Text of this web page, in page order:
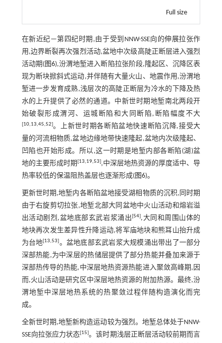
Full size
在新近纪—第四纪时期,由于受到NNW-SSE向的伸展拉张作
用,边界断裂再次强烈活动,盆地中次级高陡正断层进入强烈
活动期(图6),汾渭地堑进入断陷拉张阶段,隆起区、沉降区表
现为断块掀斜式运动,并伴随有大量火山、地震作用,汾渭地
堑进一步发育成熟,浅层次的高陡正断层为冷水的下降及热
水的上升提供了必然的通道。中新世时期地堑南北两段开
始破裂形成渭河、运城断陷和大同断陷,断陷幅度不大
[10,13,45,52]。上新世时期各断陷盆地快速断陷沉降,接受大
量的河流相物质,盆地边缘地带快速隆起,盆地内次级隆起、
凹陷也开始形成。所以,这一时期是地堑内部各断陷(湖)盆
地的主要形成时期 [13,19,53],中深层地热资源的厚度适中、导
热率较低的保温阻热盖层也逐渐形成(图6)。
更新世时期,地堑内各断陷盆地接受湖相物质的沉积,同时期
由于右旋剪切拉张,地堑北部大同盆地中火山活动和熔岩溢
出活动剧烈,盆地底部玄武岩浆涌出[54],大同和周围山体的
地块再次发生差异性升降运动,将军庙地块和熊耳山抬升成
为台地[13,53]。盆地底部玄武岩浆大规模涌出带出了一部分
深部热能,为中深层的热储层提供了部分热能并叠加来源于
深部热传导的热能,中深层地热资源热能进入聚敛高峰期,因
而,火山活动是研究区中深层地热资源的附加热源。最终,汾
渭地堑中深层地热系统的热聚敛过程伴随构造演化而完
成。
全新世时期,地堑新构造运动较为强烈。地堑总体处于NNW-
SSE向拉张应力状态[15]。该时期浅层正断层活动较前期而言